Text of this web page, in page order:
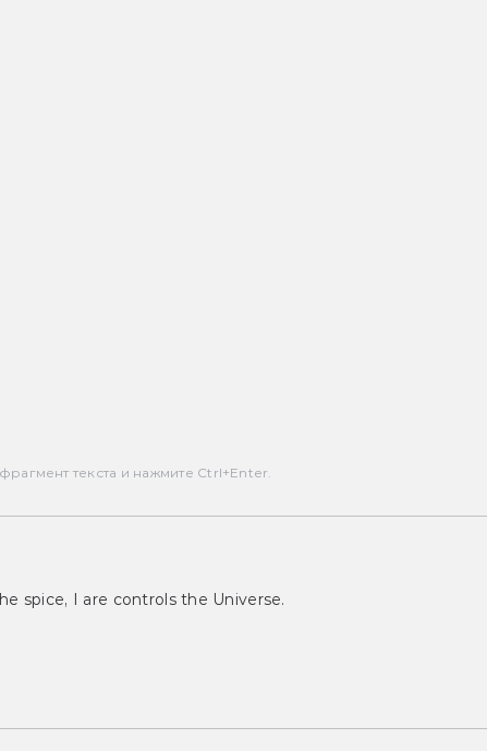
текста и нажмите Ctrl+Enter.
spice, I are controls the Universe.